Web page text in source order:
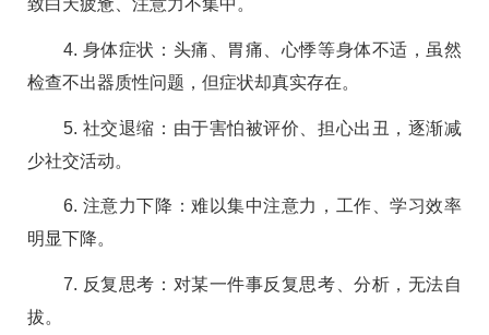
致白天疲惫、注意力不集中。
4. 身体症状：头痛、胃痛、心悸等身体不适，虽然
检查不出器质性问题，但症状却真实存在。
5. 社交退缩：由于害怕被评价、担心出丑，逐渐减
少社交活动。
6. 注意力下降：难以集中注意力，工作、学习效率
明显下降。
7. 反复思考：对某一件事反复思考、分析，无法自
拔。